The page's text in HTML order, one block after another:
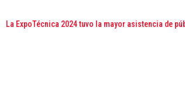
La ExpoTécnica 2024 tuvo la mayor asistencia de